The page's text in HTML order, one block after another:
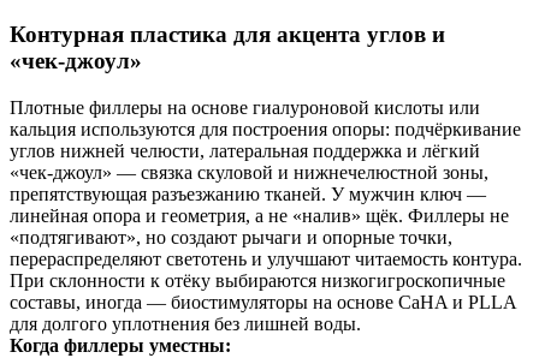
Контурная пластика для акцента углов и
«чек‑джоул»
Плотные филлеры на основе гиалуроновой кислоты или
кальция используются для построения опоры: подчёркивание
углов нижней челюсти, латеральная поддержка и лёгкий
«чек‑джоул» — связка скуловой и нижнечелюстной зоны,
препятствующая разъезжанию тканей. У мужчин ключ —
линейная опора и геометрия, а не «налив» щёк. Филлеры не
«подтягивают», но создают рычаги и опорные точки,
перераспределяют светотень и улучшают читаемость контура.
При склонности к отёку выбираются низкогигроскопичные
составы, иногда — биостимуляторы на основе CaHA и PLLA
для долгого уплотнения без лишней воды.
Когда филлеры уместны: